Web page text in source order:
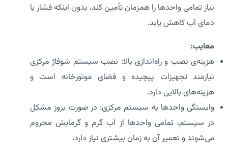
نیاز تمامی واحدها را همزمان تأمین کند، بدون اینکه فشار یا
دمای آب کاهش یابد.
معایب:
هزینه‌ی نصب و راه‌اندازی بالا: نصب سیستم شوفاژ مرکزی
نیازمند تجهیزات پیچیده و فضای موتورخانه است و
هزینه‌های بالایی دارد.
وابستگی واحدها به سیستم مرکزی: در صورت بروز مشکل
در سیستم، تمامی واحدها از آب گرم و گرمایش محروم
می‌شوند و تعمیر آن به زمان بیشتری نیاز دارد.